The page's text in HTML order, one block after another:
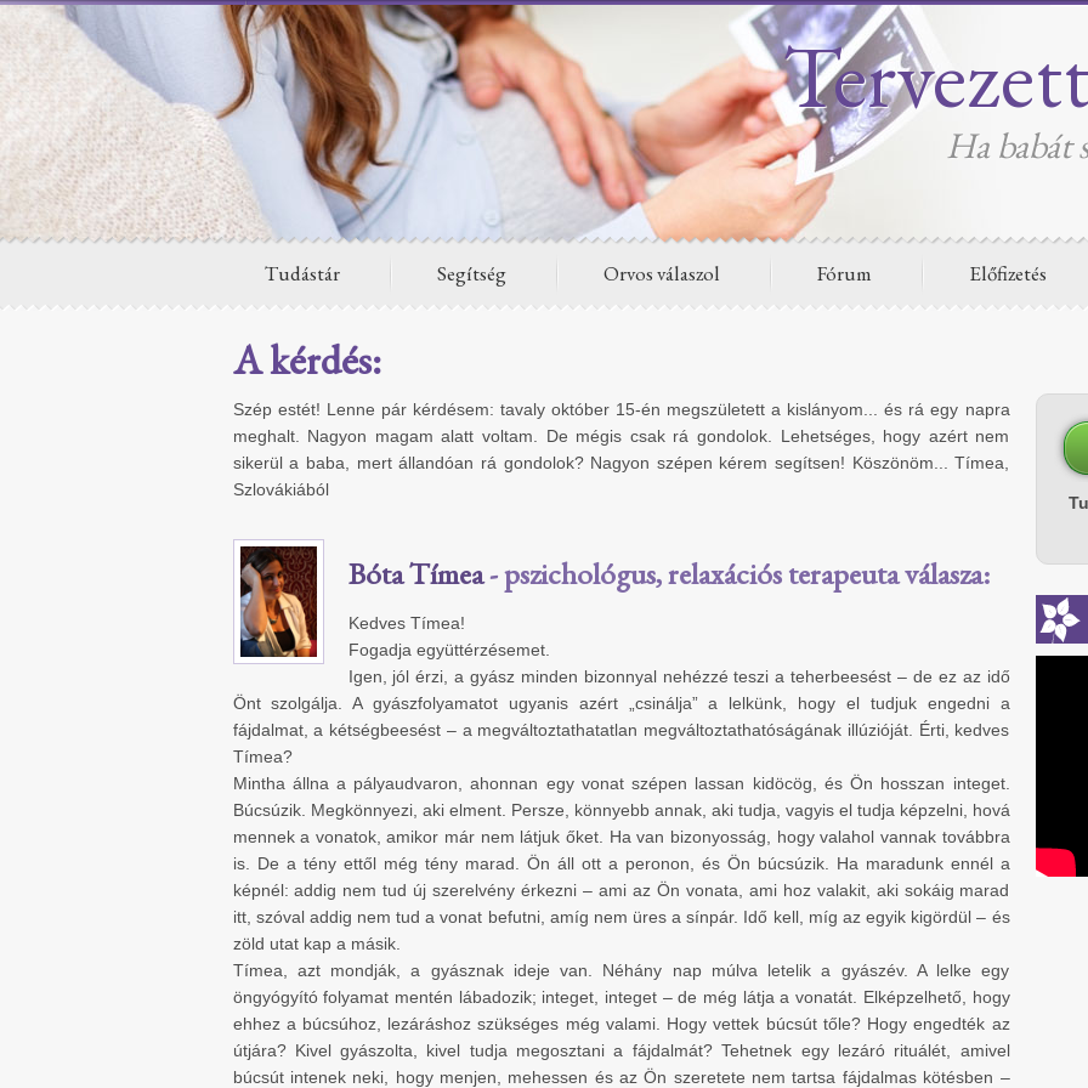
Ha babát
Tudástár Segítség Orvos válaszol Fórum Előfizetés
A kérdés:
Szép estét! Lenne pár kérdésem: tavaly október 15-én megszületett a kislányom... és rá egy napra
meghalt. Nagyon magam alatt voltam. De mégis csak rá gondolok. Lehetséges, hogy azért nem
sikerül a baba, mert állandóan rá gondolok? Nagyon szépen kérem segítsen! Köszönöm... Tímea,
Szlovákiából
Bóta Tímea- pszichológus, relaxációs terapeuta válasza:
Kedves Tímea!
Fogadja együttérzésemet.
Igen, jól érzi, a gyász minden bizonnyal nehézzé teszi a teherbeesést – de ez az idő
Önt szolgálja. A gyászfolyamatot ugyanis azért „csinálja” a lelkünk, hogy el tudjuk engedni a
fájdalmat, a kétségbeesést – a megváltoztathatatlan megváltoztathatóságának illúzióját. Érti, kedves
Tímea?
Mintha állna a pályaudvaron, ahonnan egy vonat szépen lassan kidöcög, és Ön hosszan integet.
Búcsúzik. Megkönnyezi, aki elment. Persze, könnyebb annak, aki tudja, vagyis el tudja képzelni, hová
mennek a vonatok, amikor már nem látjuk őket. Ha van bizonyosság, hogy valahol vannak továbbra
is. De a tény ettől még tény marad. Ön áll ott a peronon, és Ön búcsúzik. Ha maradunk ennél a
képnél: addig nem tud új szerelvény érkezni – ami az Ön vonata, ami hoz valakit, aki sokáig marad
itt, szóval addig nem tud a vonat befutni, amíg nem üres a sínpár. Idő kell, míg az egyik kigördül – és
zöld utat kap a másik.
Tímea, azt mondják, a gyásznak ideje van. Néhány nap múlva letelik a gyászév. A lelke egy
öngyógyító folyamat mentén lábadozik; integet, integet – de még látja a vonatát. Elképzelhető, hogy
ehhez a búcsúhoz, lezáráshoz szükséges még valami. Hogy vettek búcsút tőle? Hogy engedték az
útjára? Kivel gyászolta, kivel tudja megosztani a fájdalmát? Tehetnek egy lezáró rituálét, amivel
búcsút intenek neki, hogy menjen, mehessen és az Ön szeretete nem tartsa fájdalmas kötésben –